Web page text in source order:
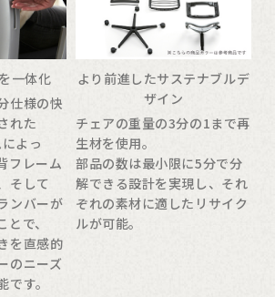
一体化
仕様の快
れた
よっ
フレーム
そして
ンバーが
で、
を直感的
のニーズ
す。
より前進したサステナブルデ
ザイン
チェアの重量の3分の1まで再
生材を使用。
部品の数は最小限に5分で分
解できる設計を実現し、それ
ぞれの素材に適したリサイク
ルが可能。